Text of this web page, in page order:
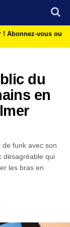
! Abonnez-vous ou
du
en
funk avec son
désagréable qui
les bras en